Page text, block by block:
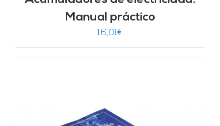
Manual práctico
16,01€